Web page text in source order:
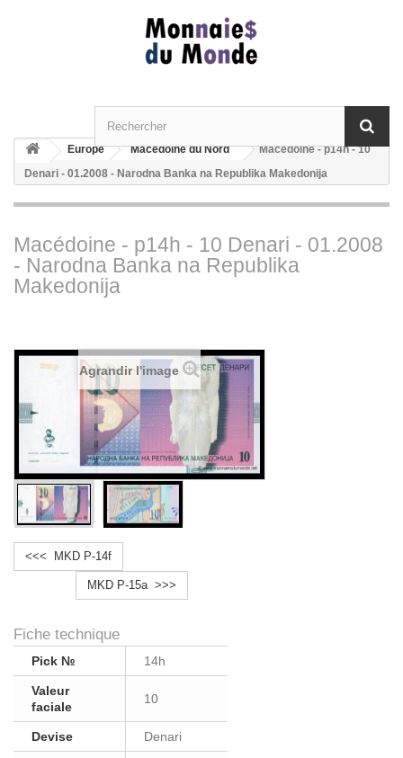
Europe Macédoine du Nord
Macédoine - p14h - 10
Denari - 01.2008 - Narodna Banka na Republika Makedonija
Macédoine - p14h - 10 Denari - 01.2008
- Narodna Banka na Republika
Makedonija
Agrandir l'image
<<< MKD P-14f
MKD P-15a >>>
Fiche technique
Pick № 14h
Valeur
faciale
10
Devise Denari